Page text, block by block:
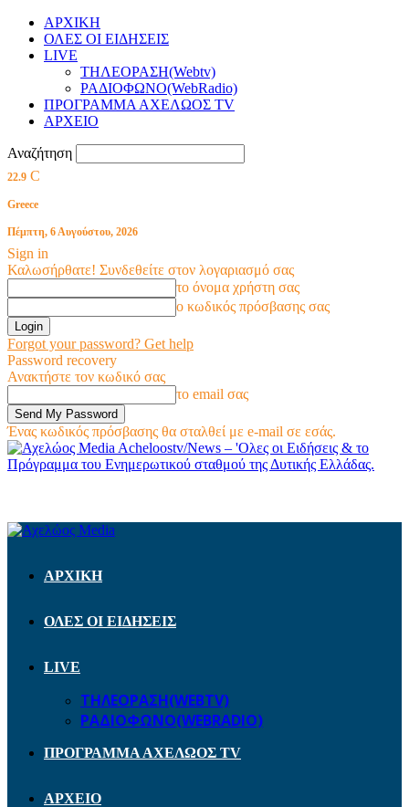
ΑΡΧΙΚΗ
ΟΛΕΣ ΟΙ ΕΙΔΗΣΕΙΣ
LIVE
ΤΗΛΕΟΡΑΣΗ(Webtv)
ΡΑΔΙΟΦΩΝΟ(WebRadio)
ΠΡΟΓΡΑΜΜΑ ΑΧΕΛΩΟΣ TV
ΑΡΧΕΙΟ
Αναζήτηση
22.9 C
Greece
Πέμπτη, 6 Αυγούστου, 2026
Sign in
Καλωσήρθατε! Συνδεθείτε στον λογαριασμό σας
το όνομα χρήστη σας
ο κωδικός πρόσβασης σας
Forgot your password? Get help
Password recovery
Ανακτήστε τον κωδικό σας
το email σας
Ένας κωδικός πρόσβασης θα σταλθεί με e-mail σε εσάς.
Acheloostv/News – 'Ολες οι Ειδήσεις & το
Πρόγραμμα του Ενημερωτικού σταθμού της Δυτικής Ελλάδας.
ΑΡΧΙΚΗ
ΟΛΕΣ ΟΙ ΕΙΔΗΣΕΙΣ
LIVE
ΤΗΛΕΟΡΑΣΗ(WEBTV)
ΡΑΔΙΟΦΩΝΟ(WEBRADIO)
ΠΡΟΓΡΑΜΜΑ ΑΧΕΛΩΟΣ TV
ΑΡΧΕΙΟ